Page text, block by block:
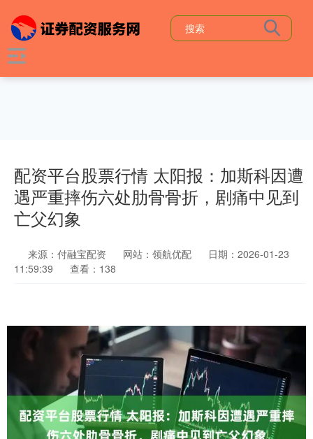
配资平台股票行情 太阳报：加斯科因遭
遇严重摔伤六处肋骨骨折，剧痛中见到
亡父幻象
来源：付融宝配资 网站：领航优配
日期：2026-01-23
11:59:39
查看：138